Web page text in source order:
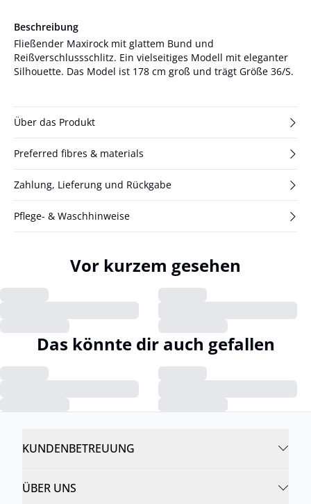
Beschreibung
Fließender Maxirock mit glattem Bund und
Reißverschlussschlitz. Ein vielseitiges Modell mit eleganter
Silhouette. Das Model ist 178 cm groß und trägt Größe 36/S.
Über das Produkt
Preferred fibres & materials
Zahlung, Lieferung und Rückgabe
Pflege- & Waschhinweise
Vor kurzem gesehen
Das könnte dir auch gefallen
KUNDENBETREUUNG
ÜBER UNS